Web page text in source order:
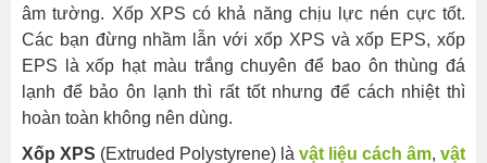
âm tường. Xốp XPS có khả năng chịu lực nén cực tốt.
Các bạn đừng nhầm lẫn với xốp XPS và xốp EPS, xốp
EPS là xốp hạt màu trắng chuyên để bao ôn thùng đá
lạnh để bảo ôn lạnh thì rất tốt nhưng để cách nhiệt thì
hoàn toàn không nên dùng.
Xốp XPS (Extruded Polystyrene) là vật liệu cách âm, vật